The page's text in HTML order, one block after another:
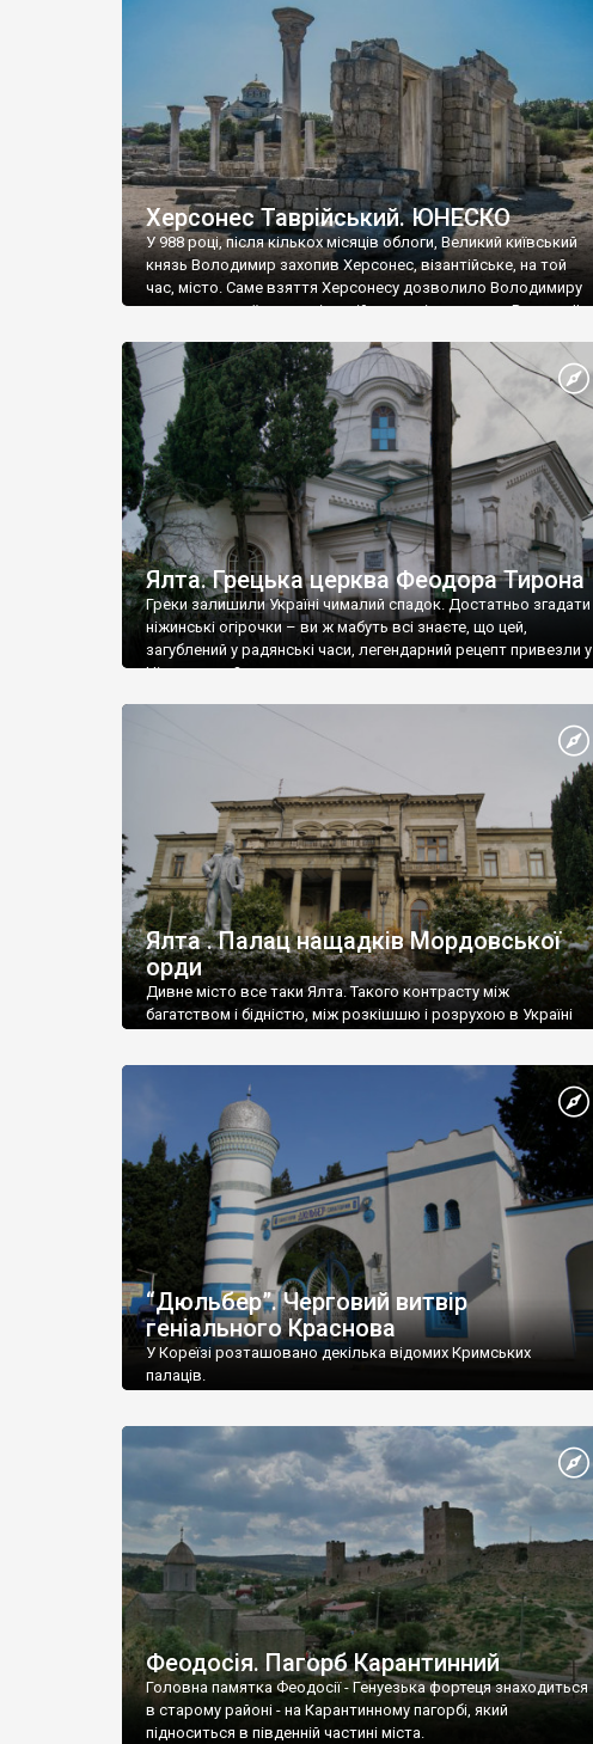
візантійської доби. Раритети викрадені з фондів об’єкту
культурної спадщини ЮНЕСКО «Херсонеса Таврійського».
Офіційно – на виставку «Золото Візантії», але експерти та
влада в Україні вважають це лише […]
Херсонес Таврійський. ЮНЕСКО
У 988 році, після кількох місяців облоги, Великий київський
князь Володимир захопив Херсонес, візантійське, на той
час, місто. Саме взяття Херсонесу дозволило Володимиру
диктувати свої умови візантійському імператору Василю ІІ,
Херсонесі Володимир-язичник, став Василем-
християнином. А потім було Хрещення Русі. На честь
Херсонесу Таврійського названо місто […]
Ялта. Грецька церква Феодора Тирона
Греки залишили Україні чималий спадок. Достатньо згадати
ніжинські огірочки – ви ж мабуть всі знаєте, що цей,
загублений у радянські часи, легендарний рецепт привезли у
Ніжин греки?
Ялта . Палац нащадків Мордовської
орди
Дивне місто все таки Ялта. Такого контрасту між
багатством і бідністю, між розкішшю і розрухою в Україні
“Дюльбер”. Черговий витвір
геніального Краснова
У Кореїзі розташовано декілька відомих Кримських
палаців.
Феодосія. Пагорб Карантинний
Головна памятка Феодосії - Генуезька фортеця знаходиться
в старому районі - на Карантинному пагорбі, який
підноситься в південній частині міста.